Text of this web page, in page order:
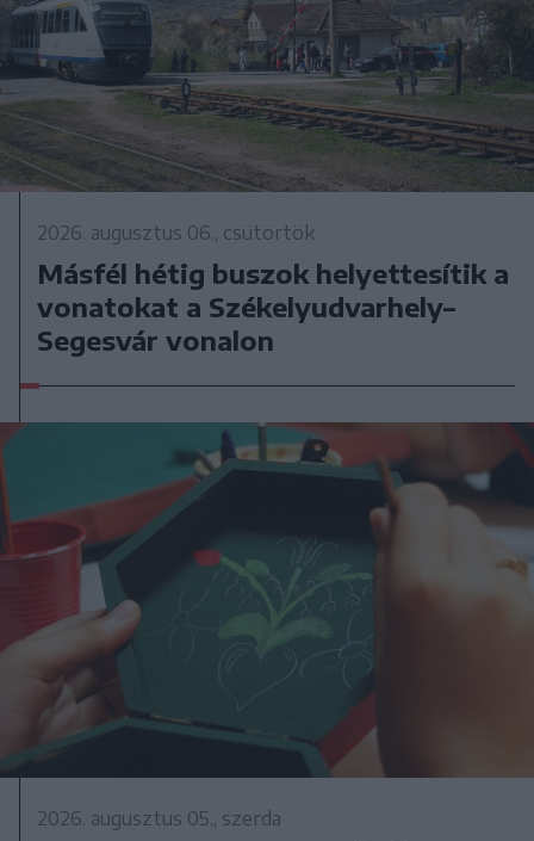
2026. augusztus 06., csütörtök
Másfél hétig buszok helyettesítik a
vonatokat a Székelyudvarhely–
Segesvár vonalon
2026. augusztus 05., szerda